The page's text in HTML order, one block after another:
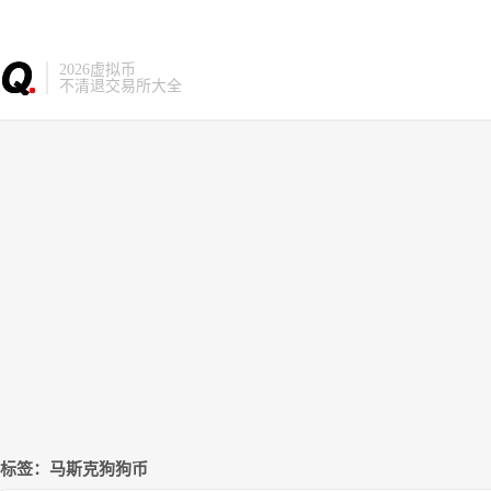
2026虚拟币
不清退交易所大全
标签：马斯克狗狗币